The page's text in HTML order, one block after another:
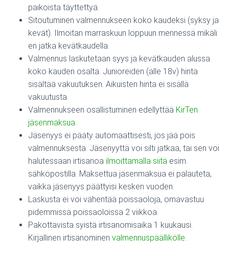
paikoista täyttettyä.
Sitoutuminen valmennukseen koko kaudeksi (syksy ja
kevät). Ilmoitan marraskuun loppuun mennessä mikäli
en jatka kevätkaudella.
Valmennus laskutetaan syys ja kevätkauden alussa
koko kauden osalta. Junioreiden (alle 18v) hinta
sisältää vakuutuksen. Aikuisten hinta ei sisällä
vakuutusta.
Valmennukseen osallistuminen edellyttää KirTen
jäsenmaksua
Jäsenyys ei pääty automaattisesti, jos jää pois
valmennuksesta. Jäsenyyttä voi silti jatkaa, tai sen voi
halutessaan irtisanoa ilmoittamalla siitä esim.
sähköpostilla. Maksettua jäsenmaksua ei palauteta,
vaikka jäsenyys päättyisi kesken vuoden.
Laskusta ei voi vähentää poissaoloja, omavastuu
pidemmissä poissaoloissa 2 viikkoa.
Pakottavista syistä irtisanomisaika 1 kuukausi.
Kirjallinen irtisanominen valmennuspäällikölle